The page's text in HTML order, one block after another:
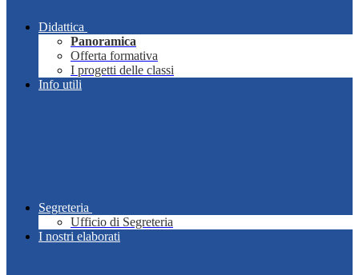
Didattica
Panoramica
Offerta formativa
I progetti delle classi
Info utili
Segreteria
Ufficio di Segreteria
I nostri elaborati